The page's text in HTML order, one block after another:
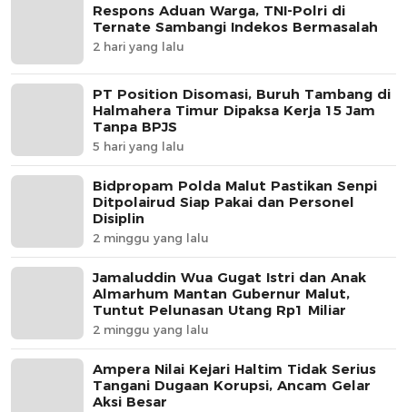
Respons Aduan Warga, TNI-Polri di
Ternate Sambangi Indekos Bermasalah
2 hari yang lalu
PT Position Disomasi, Buruh Tambang di
Halmahera Timur Dipaksa Kerja 15 Jam
Tanpa BPJS
5 hari yang lalu
Bidpropam Polda Malut Pastikan Senpi
Ditpolairud Siap Pakai dan Personel
Disiplin
2 minggu yang lalu
Jamaluddin Wua Gugat Istri dan Anak
Almarhum Mantan Gubernur Malut,
Tuntut Pelunasan Utang Rp1 Miliar
2 minggu yang lalu
Ampera Nilai Kejari Haltim Tidak Serius
Tangani Dugaan Korupsi, Ancam Gelar
Aksi Besar